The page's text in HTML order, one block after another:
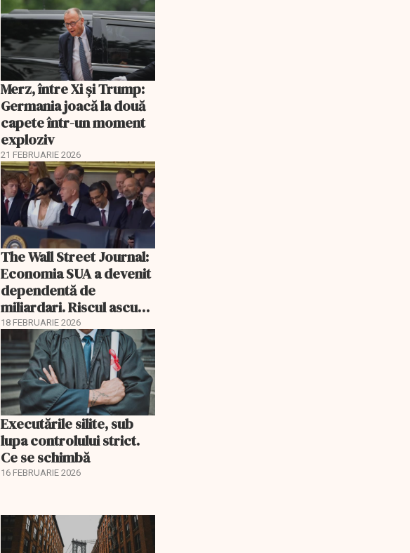
Merz, între Xi și Trump:
Germania joacă la două
capete într-un moment
exploziv
21 FEBRUARIE 2026
The Wall Street Journal:
Economia SUA a devenit
dependentă de
miliardari. Riscul ascuns
pentru burse și consum
18 FEBRUARIE 2026
Executările silite, sub
lupa controlului strict.
Ce se schimbă
16 FEBRUARIE 2026